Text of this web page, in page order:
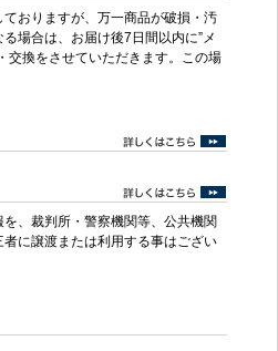
おりますが、万一商品が破損・汚
場合は、お届け後7日間以内に”メ
交換をさせていただきます。この場
、裁判所・警察機関等、公共機関
に譲渡または利用する事はござい